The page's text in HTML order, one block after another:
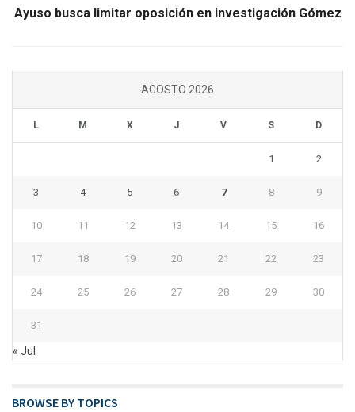
Ayuso busca limitar oposición en investigación Gómez
AGOSTO 2026
L M X J V S D
1 2
3 4 5 6 7 8 9
10 11 12 13 14 15 16
17 18 19 20 21 22 23
24 25 26 27 28 29 30
31
« Jul
BROWSE BY TOPICS